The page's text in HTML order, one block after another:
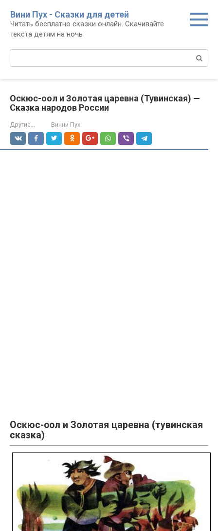
контенту
Вини Пух - Сказки для детей
Читать бесплатно сказки онлайн. Скачивайте
текста детям на ночь
Оскюс-оол и Золотая царевна (Тувинская) —
Сказка народов России
Другие... Винни Пух
Оскюс-оол и Золотая царевна (тувинская
сказка)